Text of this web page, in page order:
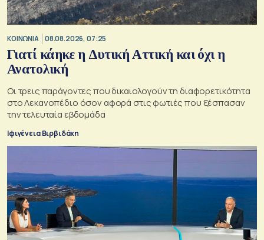
ΚΟΙΝΩΝΙΑ 08.08.2026, 07:25
Γιατί κάηκε η Δυτική Αττική και όχι η
Ανατολική
Oι τρεις παράγοντες που δικαιολογούν τη διαφορετικότητα
στο Λεκανοπέδιο όσον αφορά στις φωτιές που ξέσπασαν
την τελευταία εβδομάδα
Ιφιγένεια Βιρβιδάκη